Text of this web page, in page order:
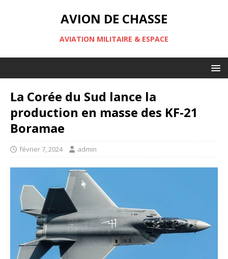
AVION DE CHASSE
AVIATION MILITAIRE & ESPACE
La Corée du Sud lance la
production en masse des KF-21
Boramae
février 7, 2024 admin